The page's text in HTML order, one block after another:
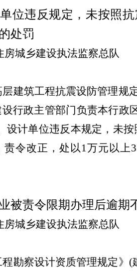
位违反规定，未按照
处罚
房城乡建设执法监察总队
层建筑工程抗震设防管理规
行政主管部门负责本行政
设计单位违反本规定，未
责令改正，处以1万元以上3
被责令限期办理后逾期
房城乡建设执法监察总队
程勘察设计资质管理规定》 (